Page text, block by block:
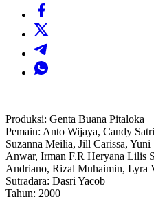
Produksi: Genta Buana Pitaloka
Pemain: Anto Wijaya, Candy
Suzanna Meilia, Jill Carissa,
Anwar, Irman F.R Heryana Lilis
Andriano, Rizal Muhaimin, Lyra
Sutradara: Dasri Yacob
Tahun: 2000